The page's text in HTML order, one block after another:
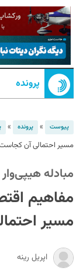
پرونده
پیوست » پرونده »
مسیر احتمالی آن
مبادله
مفاهیم
مسیر
اپریل رینه